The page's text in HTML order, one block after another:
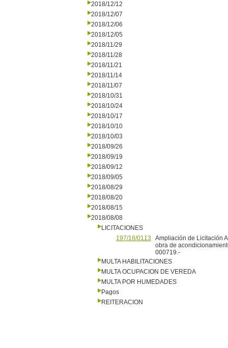
2018/12/12
2018/12/07
2018/12/06
2018/12/05
2018/11/29
2018/11/28
2018/11/21
2018/11/14
2018/11/07
2018/10/31
2018/10/24
2018/10/17
2018/10/10
2018/10/03
2018/09/26
2018/09/19
2018/09/12
2018/09/05
2018/08/29
2018/08/20
2018/08/15
2018/08/08
LICITACIONES
197/18/0113
Ampliación de Licitación
obra de
000719.-
MULTA HABILITACIONES
MULTA OCUPACION DE VEREDA
MULTA POR HUMEDADES
Pagos
REITERACION